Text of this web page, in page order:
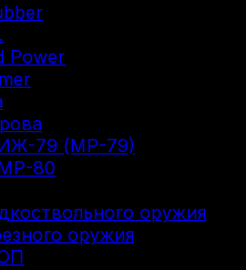
Power
79 (МР-79)
80
оружия
оружия